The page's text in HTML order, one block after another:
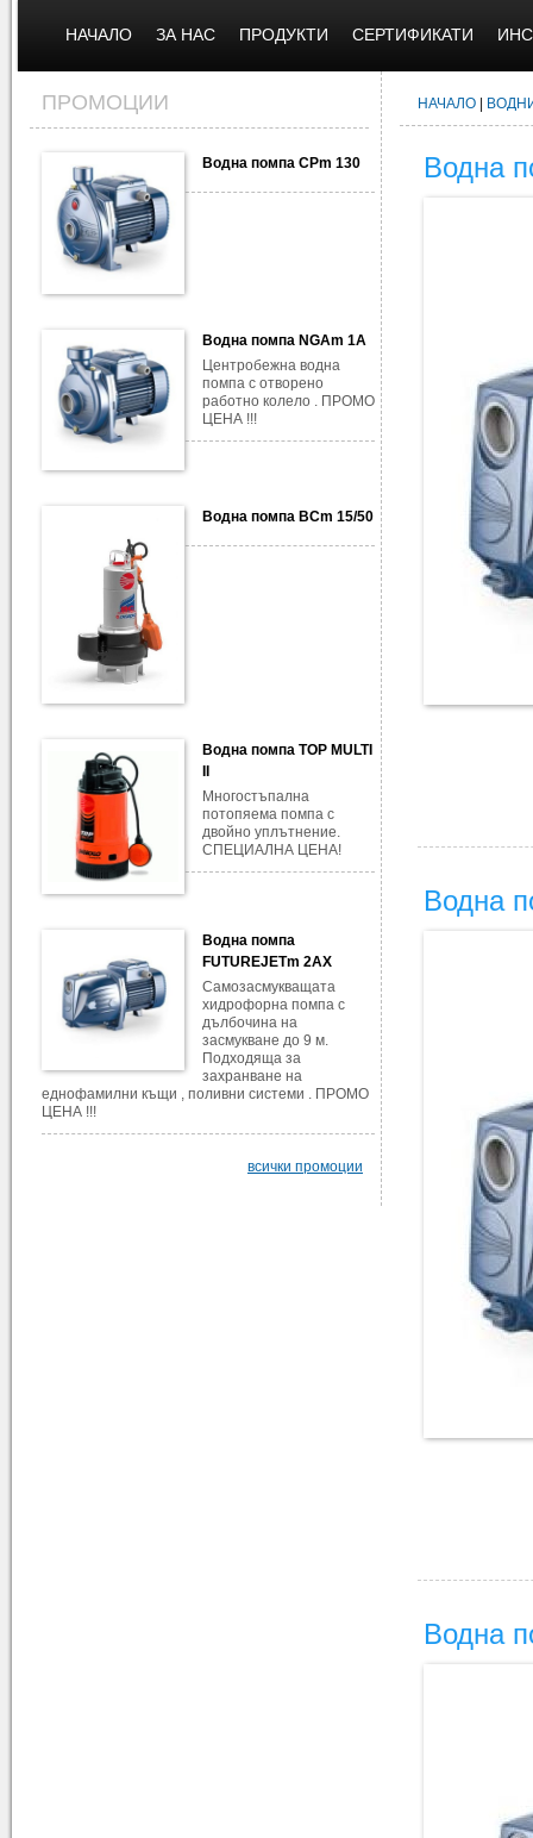
НАЧАЛО ЗА НАС ПРОДУКТИ СЕРТИФИКАТИ
ПРОМОЦИИ
Водна помпа CPm 130
Водна помпа NGAm 1A
Центробежна водна
помпа с отворено
работно колело . ПРОМО
ЦЕНА !!!
Водна помпа BCm 15/50
Водна помпа TOP MULTI
II
Многостъпална
потопяема помпа с
двойно уплътнение.
СПЕЦИАЛНА ЦЕНА!
Водна помпа
FUTUREJETm 2AX
Самозасмукващата
хидрофорна помпа с
дълбочина на
засмукване до 9 м.
Подходяща за
захранване на
еднофамилни къщи , поливни системи . ПРОМО
ЦЕНА !!!
всички промоции
НАЧАЛО
Водна
Водна
Водна